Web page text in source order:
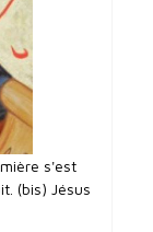
s'est
(bis) Jésus